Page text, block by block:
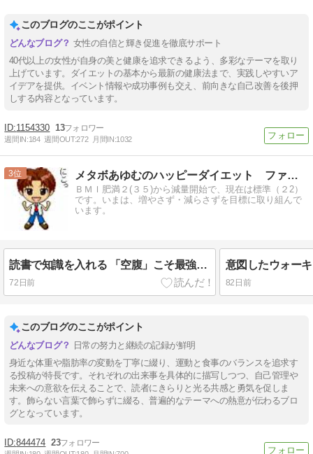
このブログのここがポイント
女性の自信と輝き促進を徹底サポート
40代以上の女性が自身の美と健康を追求できるよう、多彩なテーマを取り
上げています。ダイエットの基本から最新の健康法まで、実践しやすいア
イデアを提供。イベント情報や成功事例も交え、前向きな自己改善を後押
しする内容となっています。
1154330 13
週間IN:184 週間OUT:272 月間IN:1032
3 メタボあゆむのハッピーダイエット ファイナル
ＢＭＩ肥満２(３５)から減量開始で、現在は標準（２2）
です。いまは、増やさず・減らさずを目標に取り組んで
います。
読書で知識を入れる 「空腹」こそ最強のクスリ
72日前
意図したウォー
82日前
このブログのここがポイント
日常の努力と継続の記録が鮮明
身近な体重や脂肪率の変動を丁寧に綴り、運動と食事のバランスを追求す
る投稿が特長です。それぞれの出来事を具体的に描写しつつ、自己管理や
未来への意欲を伝えることで、読者にきらりと光る共感と勇気を促しま
す。飾らない言葉で飾らずに綴る、普遍的なテーマへの熱意が伝わるブロ
グとなっています。
844474 23